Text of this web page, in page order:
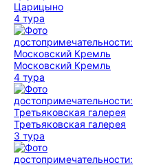
Царицыно
4 тура
Московский Кремль
4 тура
Третьяковская галерея
3 тура